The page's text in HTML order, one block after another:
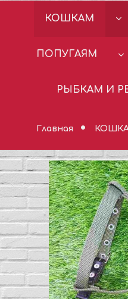
КОШКАМ
ПОПУГАЯМ
РЫБКАМ И
Главная